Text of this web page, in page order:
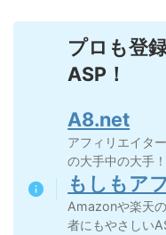
プロも登
ASP！
A8.net
アフィリエイタ
の大手中の大手！
もしもア
Amazonや楽天
者にもやさしい